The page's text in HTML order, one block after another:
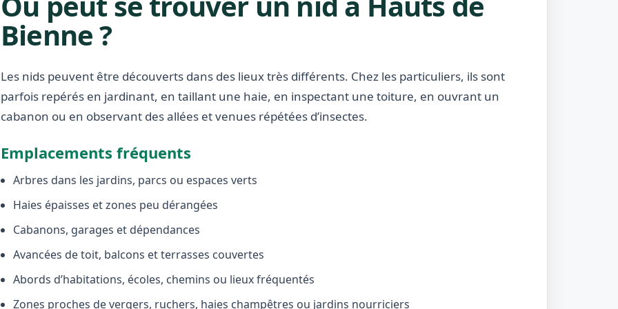
Bienne ?
Les nids peuvent être découverts dans des lieux très différents. Chez les particuliers, ils sont
parfois repérés en jardinant, en taillant une haie, en inspectant une toiture, en ouvrant un
cabanon ou en observant des allées et venues répétées d’insectes.
Emplacements fréquents
Arbres dans les jardins, parcs ou espaces verts
Haies épaisses et zones peu dérangées
Cabanons, garages et dépendances
Avancées de toit, balcons et terrasses couvertes
Abords d’habitations, écoles, chemins ou lieux fréquentés
Zones proches de vergers, ruchers, haies champêtres ou jardins nourriciers